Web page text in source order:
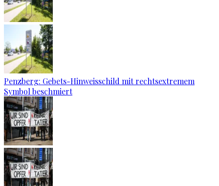
Penzberg: Gebets-Hinweisschild mit rechtsextremem
Symbol beschmiert